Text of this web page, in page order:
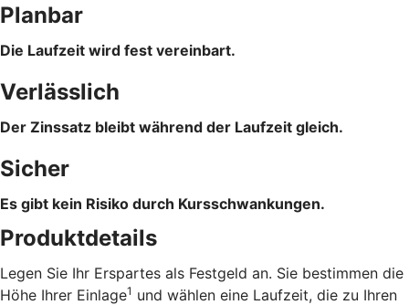
Planbar
Die Laufzeit wird fest vereinbart.
Verlässlich
Der Zinssatz bleibt während der Laufzeit gleich.
Sicher
Es gibt kein Risiko durch Kursschwankungen.
Produktdetails
Legen Sie Ihr Erspartes als Festgeld an. Sie bestimmen die
Höhe Ihrer Einlage1 und wählen eine Laufzeit, die zu Ihren